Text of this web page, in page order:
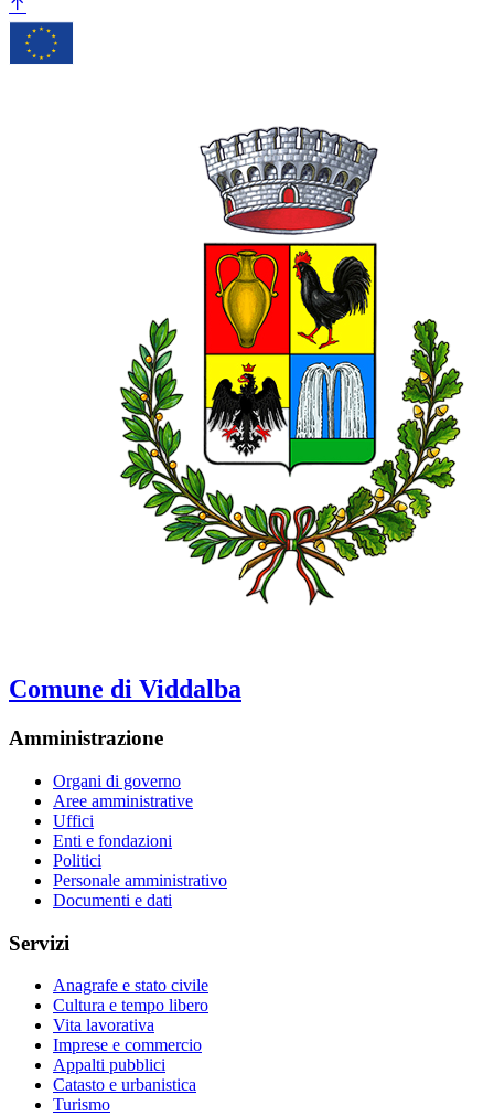
Comune di Viddalba
Amministrazione
Organi di governo
Aree amministrative
Uffici
Enti e fondazioni
Politici
Personale amministrativo
Documenti e dati
Servizi
Anagrafe e stato civile
Cultura e tempo libero
Vita lavorativa
Imprese e commercio
Appalti pubblici
Catasto e urbanistica
Turismo